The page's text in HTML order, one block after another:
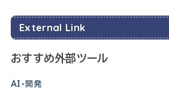
External Link
おすすめ外部ツール
AI・開発